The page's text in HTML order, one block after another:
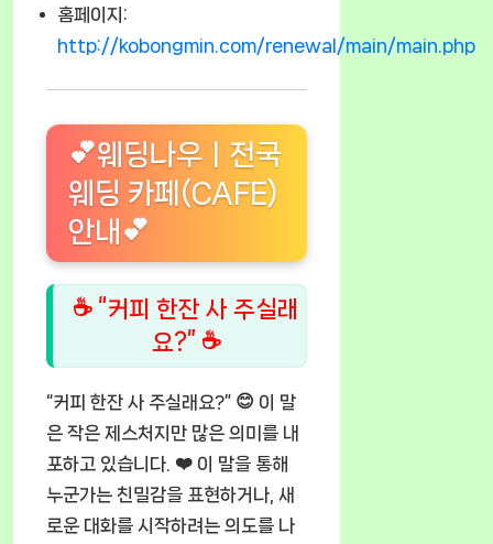
홈페이지:
http://kobongmin.com/renewal/main/main.php
💕웨딩나우ㅣ전국
웨딩 카페(CAFE)
안내💕
☕ “커피 한잔 사 주실래
요?” ☕
“커피 한잔 사 주실래요?” 😊 이 말
은 작은 제스처지만 많은 의미를 내
포하고 있습니다. ❤️ 이 말을 통해
누군가는 친밀감을 표현하거나, 새
로운 대화를 시작하려는 의도를 나